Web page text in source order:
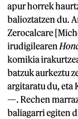
apur horrek
balioztatzen du.
Zerocalcare
irudigilearen
komikia
batzuk aurkeztu
argitaratu du, eta
—. Rechen
baliagarri egiten